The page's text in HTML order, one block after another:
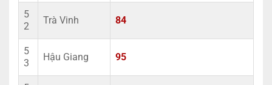
5
2
Trà Vinh 84
5
3
Hậu Giang 95